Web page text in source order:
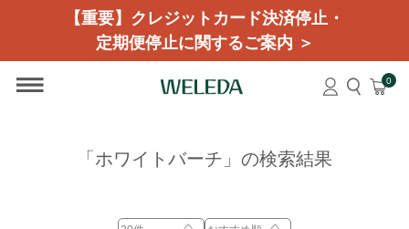
【重要】クレジットカード決済停止・
定期便停止に関するご案内 ＞
0
「ホワイトバーチ」の検索結果